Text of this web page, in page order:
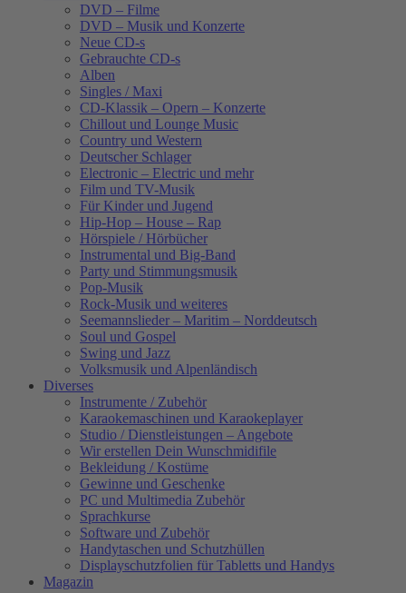
DVD – Filme
DVD – Musik und Konzerte
Neue CD-s
Gebrauchte CD-s
Alben
Singles / Maxi
CD-Klassik – Opern – Konzerte
Chillout und Lounge Music
Country und Western
Deutscher Schlager
Electronic – Electric und mehr
Film und TV-Musik
Für Kinder und Jugend
Hip-Hop – House – Rap
Hörspiele / Hörbücher
Instrumental und Big-Band
Party und Stimmungsmusik
Pop-Musik
Rock-Musik und weiteres
Seemannslieder – Maritim – Norddeutsch
Soul und Gospel
Swing und Jazz
Volksmusik und Alpenländisch
Diverses
Instrumente / Zubehör
Karaokemaschinen und Karaokeplayer
Studio / Dienstleistungen – Angebote
Wir erstellen Dein Wunschmidifile
Bekleidung / Kostüme
Gewinne und Geschenke
PC und Multimedia Zubehör
Sprachkurse
Software und Zubehör
Handytaschen und Schutzhüllen
Displayschutzfolien für Tabletts und Handys
Magazin